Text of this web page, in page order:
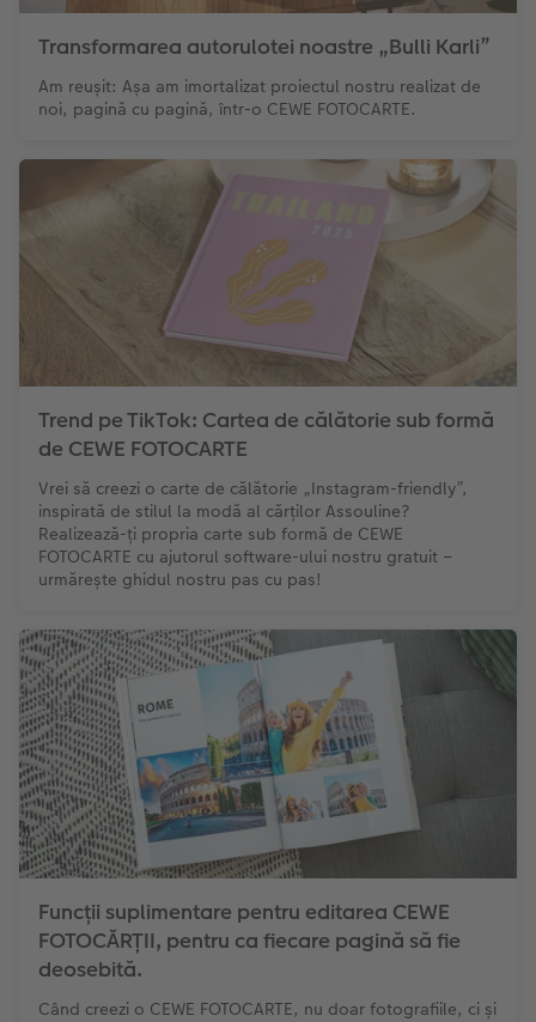
Transformarea autorulotei noastre „Bulli Karli”
Am reușit: Așa am imortalizat proiectul nostru realizat de
noi, pagină cu pagină, într-o CEWE FOTOCARTE.
Trend pe TikTok: Cartea de călătorie sub formă
de CEWE FOTOCARTE
Vrei să creezi o carte de călătorie „Instagram-friendly”,
inspirată de stilul la modă al cărților Assouline?
Realizează-ți propria carte sub formă de CEWE
FOTOCARTE cu ajutorul software-ului nostru gratuit –
urmărește ghidul nostru pas cu pas!
Funcții suplimentare pentru editarea CEWE
FOTOCĂRȚII, pentru ca fiecare pagină să fie
deosebită.
Când creezi o CEWE FOTOCARTE, nu doar fotografiile, ci și